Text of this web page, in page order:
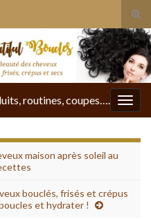
routines, coupes….
maison après soleil au
bouclés, frisés et crépus
et hydrater !